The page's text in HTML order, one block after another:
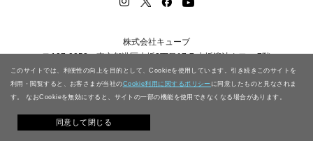
このサイトでは、利便性の向上を目的として、Cookieを使用しています。引き続きこのサイトを
利用・閲覧すると、お客さまが当社のCookie利用に関するポリシー に同意したものと見なされま
す。 なおCookieを無効にすると、サイトの一部の機能を使用できなくなる場合があります。
同意して閉じる
株式会社キューブ
〒107-0052 東京都港区赤坂2丁目17-7 赤坂溜池タワー 7階
TEL.03-6427-0791(代表) FAX.03-6427-0792